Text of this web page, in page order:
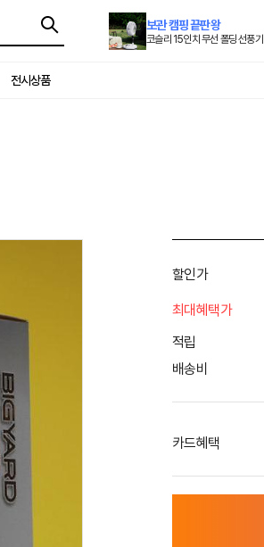
보관 캠핑 끝판왕
코슬리 15인치 무선 폴딩 선풍기
전시상품
할인가
최대혜택가
적립
배송비
카드혜택